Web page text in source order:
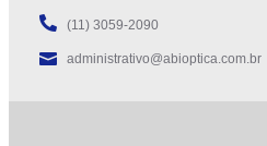
(11) 3059-2090
administrativo@abioptica.com.br